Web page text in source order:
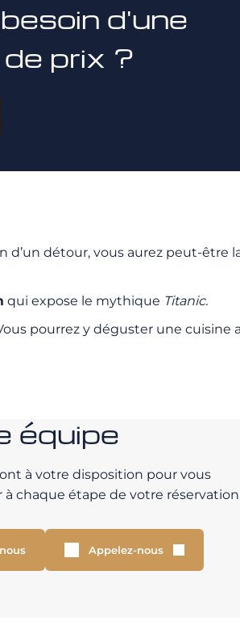
d'une
prix ?
détour, vous aurez peut-
qui expose le mythique Titanic.
pourrez y déguster une cuisine
équipe
à votre disposition pour vous
à chaque étape de votre
Appelez-nous